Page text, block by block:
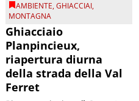
AMBIENTE,GHIACCIAI,
MONTAGNA
Ghiacciaio
Planpincieux,
riapertura diurna
della strada della Val
Ferret